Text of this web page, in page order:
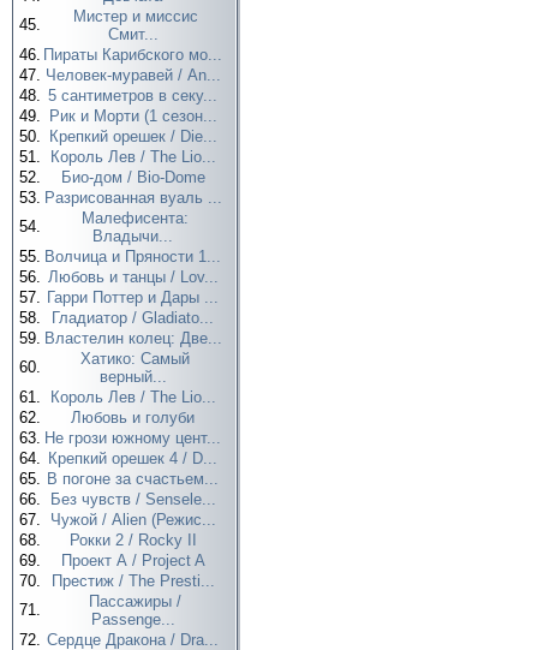
45.
Мистер и миссис
Смит...
46. Пираты Карибского мо...
47. Человек-муравей / An...
48. 5 сантиметров в секу...
49.
Рик и Морти (1 сезон...
50.
Крепкий орешек / Die...
51.
Король Лев / The Lio...
52.
Био-дом / Bio-Dome
53. Разрисованная вуаль ...
54.
Малефисента:
Владычи...
55. Волчица и Пряности 1...
56. Любовь и танцы / Lov...
57. Гарри Поттер и Дары ...
58.
Гладиатор / Gladiato...
59. Властелин колец: Две...
60.
Хатико: Самый
верный...
61.
Король Лев / The Lio...
62.
Любовь и голуби
63. Не грози южному цент...
64. Крепкий орешек 4 / D...
65. В погоне за счастьем...
66.
Без чувств / Sensele...
67.
Чужой / Alien (Режис...
68.
Рокки 2 / Rocky II
69.
Проект А / Project A
70.
Престиж / The Presti...
71.
Пассажиры /
Passenge...
72. Сердце Дракона / Dra...